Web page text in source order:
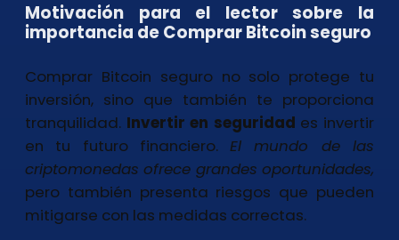
Motivación para el lector sobre la
importancia de Comprar Bitcoin seguro
Comprar Bitcoin seguro no solo protege tu
inversión, sino que también te proporciona
tranquilidad. Invertir en seguridad es invertir
en tu futuro financiero.El mundo de las
criptomonedas ofrece grandes oportunidades,
pero también presenta riesgos que pueden
mitigarse con las medidas correctas.